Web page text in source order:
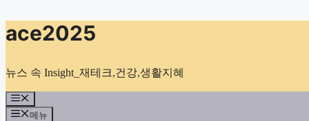
컨
텐
로
너
뛰
ace2025
뉴스 속 Insight_재테크,건강,생활지혜
메
뉴
메뉴